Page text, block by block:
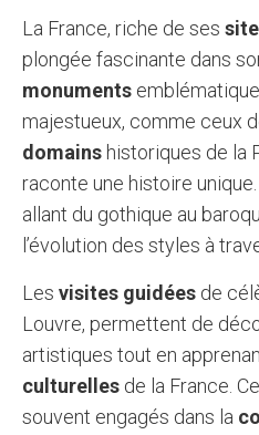
La France, riche de ses
plongée fascinante dans
monuments
majestueux, comme ceux
domains historiques de la
raconte une histoire
allant du gothique au
l’évolution des styles à
Les visites guidées de
Louvre, permettent de
artistiques tout en
culturelles de la France.
souvent engagés dans la